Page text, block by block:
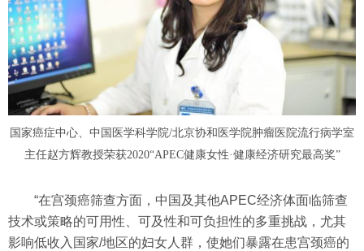
国家癌症中心、中国医学科学院/北京协和医学院肿瘤医院流行病学室
主任赵方辉教授荣获2020“APEC健康女性·健康经济研究最高奖”
“在宫颈癌筛查方面，中国及其他APEC经济体面临筛查
技术或策略的可用性、可及性和可负担性的多重挑战，尤其
影响低收入国家/地区的妇女人群，使她们暴露在患宫颈癌的